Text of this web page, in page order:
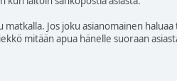
Jos joku asianomainen
mitään apua hänelle suoraan